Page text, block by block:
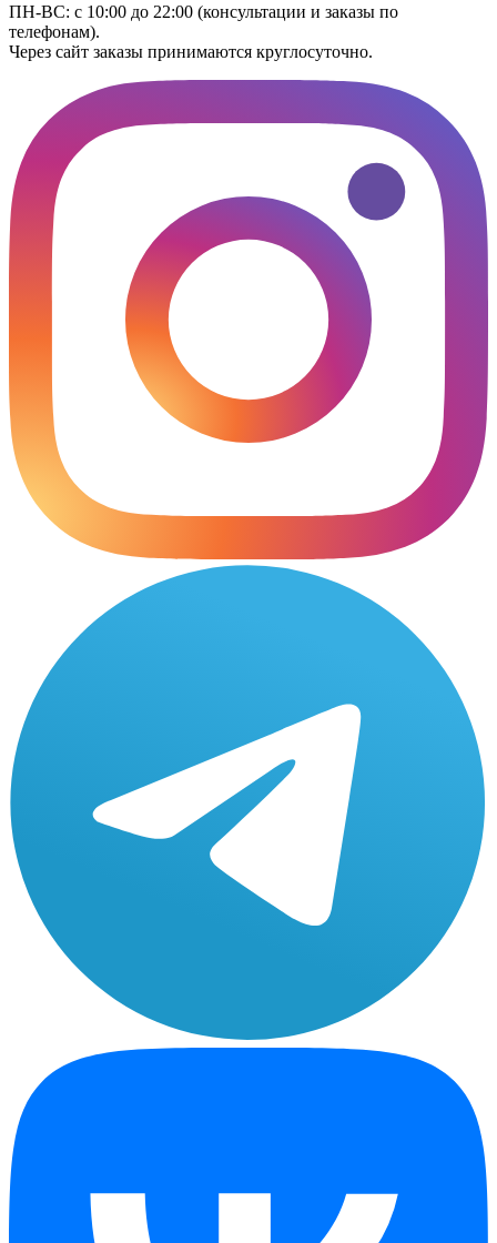
ПН-ВС: с 10:00 до 22:00 (консультации и заказы по
телефонам).
Через сайт заказы принимаются круглосуточно.